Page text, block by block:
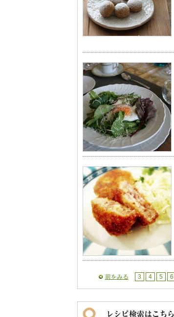
前をみる 3 4 5 6